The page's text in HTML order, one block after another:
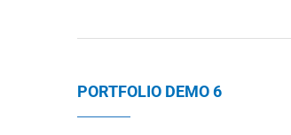
PORTFOLIO DEMO 6